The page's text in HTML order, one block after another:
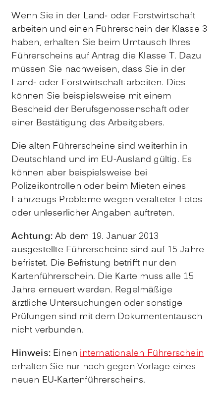
Wenn Sie in der Land- oder Forstwirtschaft
arbeiten und einen Führerschein der Klasse 3
haben, erhalten Sie beim Umtausch Ihres
Führerscheins auf Antrag die Klasse T. Dazu
müssen Sie nachweisen, dass Sie in der
Land- oder Forstwirtschaft arbeiten. Dies
können Sie beispielsweise mit einem
Bescheid der Berufsgenossenschaft oder
einer Bestätigung des Arbeitgebers.
Die alten Führerscheine sind weiterhin in
Deutschland und im EU-Ausland gültig. Es
können aber beispielsweise bei
Polizeikontrollen oder beim Mieten eines
Fahrzeugs Probleme wegen veralteter Fotos
oder unleserlicher Angaben auftreten.
Achtung:Ab dem 19. Januar 2013
ausgestellte Führerscheine sind auf 15 Jahre
befristet. Die Befristung betrifft nur den
Kartenführerschein. Die Karte muss alle 15
Jahre erneuert werden. Regelmäßige
ärztliche Untersuchungen oder sonstige
Prüfungen sind mit dem Dokumententausch
nicht verbunden.
Hinweis: Eineninternationalen Führerschein
erhalten Sie nur noch gegen Vorlage eines
neuen EU-Kartenführerscheins.